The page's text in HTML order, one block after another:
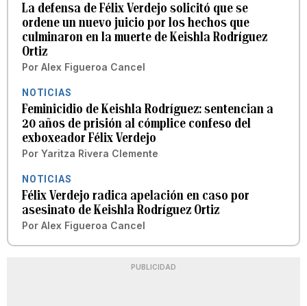
La defensa de Félix Verdejo solicitó que se
ordene un nuevo juicio por los hechos que
culminaron en la muerte de Keishla Rodríguez
Ortiz
Por Alex Figueroa Cancel
NOTICIAS
Feminicidio de Keishla Rodríguez: sentencian a
20 años de prisión al cómplice confeso del
exboxeador Félix Verdejo
Por Yaritza Rivera Clemente
NOTICIAS
Félix Verdejo radica apelación en caso por
asesinato de Keishla Rodríguez Ortiz
Por Alex Figueroa Cancel
PUBLICIDAD